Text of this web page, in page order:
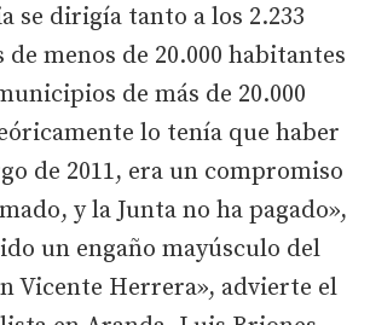
se dirigía tanto a los 2.233
menos de 20.000 habitantes
de más de 20.000
lo tenía que haber
de 2011, era un compromiso
y la Junta no ha pagado»,
un engaño mayúsculo del
Vicente Herrera», advierte el